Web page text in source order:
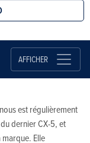
AFFICHER
est régulièrement
dernier CX-5, et
Elle